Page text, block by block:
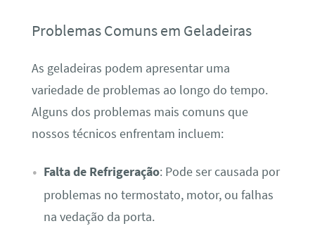
Problemas Comuns em Geladeiras
As geladeiras podem apresentar uma
variedade de problemas ao longo do tempo.
Alguns dos problemas mais comuns que
nossos técnicos enfrentam incluem:
Falta de Refrigeração: Pode ser causada por
problemas no termostato, motor, ou falhas
na vedação da porta.